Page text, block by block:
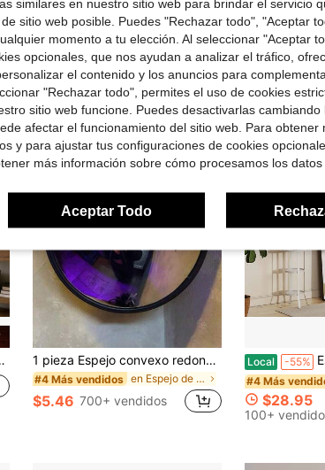
$1.36 300+ vendidos
con cupón
#1 Más
¡Casi
#1 Más
¡Casi
#1 Más
¡Casi
$41.74
400+
Free Shipping
1 pieza Espejo convexo redondo de gran angular - Espejo decorativo montado en la pared, espejo de pared horizontal de Body completo, marco de plástico, sin electricidad requerida & dormitorio, sala de estar, baño, vestidor, decoración de habitación, decoración de vida en habitación, entrada, baño y pared
#4 Más vendidos en Espejo de pared
$5.46 700+ vendidos
Local -55% Espejo
#4 Más
$28.95
100+
similares en nuestro sitio web para brindar el servicio
sitio web posible. Puedes "Rechazar todo", "Aceptar
momento a tu elección. Al seleccionar "Aceptar
opcionales, que nos ayudan a analizar el tráfico,
el contenido y los anuncios para
"Rechazar todo", permites el uso de cookies
sitio web funcione. Puedes desactivarlas cambiando
afectar el funcionamiento del sitio web. Para obtener
y para ajustar tus configuraciones de cookies
más información sobre cómo procesamos los datos
Aceptar Todo